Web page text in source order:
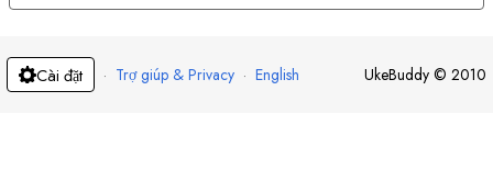
Cài đặt · Trợ giúp & Privacy · English UkeBuddy © 2010